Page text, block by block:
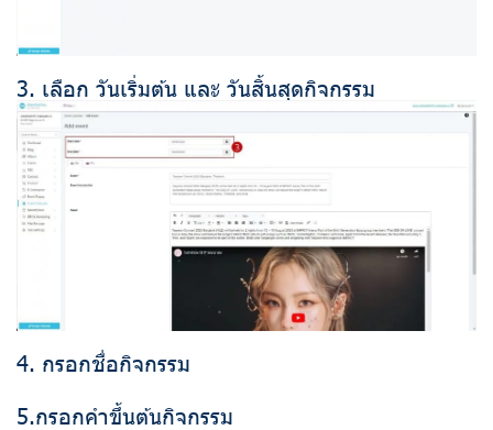
3. เลือก วันเริ่มต้น และ วันสิ้นสุดกิจกรรม
4. กรอกชื่อกิจกรรม
5.กรอกคำขึ้นต้นกิจกรรม